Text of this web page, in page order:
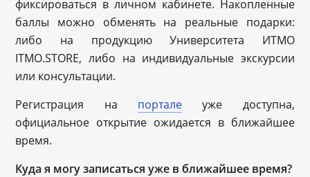
фиксироваться в личном кабинете. Накопленные
баллы можно обменять на реальные подарки:
либо на продукцию Университета ИТМО
ITMO.STORE, либо на индивидуальные экскурсии
или консультации.
Регистрация на портале уже доступна,
официальное открытие ожидается в ближайшее
время.
Куда я могу записаться уже в ближайшее время?